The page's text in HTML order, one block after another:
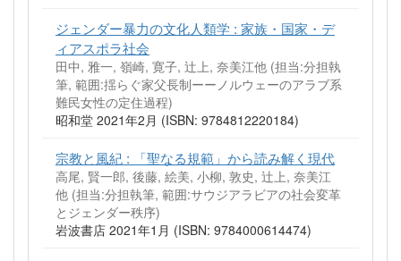
ジェンダー暴力の文化人類学 : 家族・国家・デ
ィアスポラ社会
田中, 雅一, 嶺崎, 寛子, 辻上, 奈美江他 (担当:分担執
筆, 範囲:揺らぐ家父長制ーーノルウェーのアラブ系
難民女性の定住過程)
昭和堂 2021年2月 (ISBN: 9784812220184)
宗教と風紀 : 「聖なる規範」から読み解く現代
高尾, 賢一郎, 後藤, 絵美, 小柳, 敦史, 辻上, 奈美江
他 (担当:分担執筆, 範囲:サウジアラビアの社会変革
とジェンダー秩序)
岩波書店 2021年1月 (ISBN: 9784000614474)